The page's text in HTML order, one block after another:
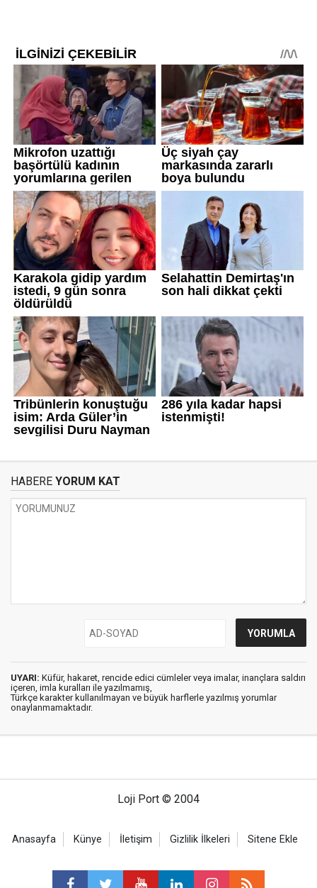
HABERE YORUM KAT
UYARI: Küfür, hakaret, rencide edici cümleler veya imalar, inançlara saldırı
içeren, imla kuralları ile yazılmamış,
Türkçe karakter kullanılmayan ve büyük harflerle yazılmış yorumlar
onaylanmamaktadır.
Loji Port © 2004
Anasayfa Künye İletişim Gizlilik İlkeleri Sitene Ekle